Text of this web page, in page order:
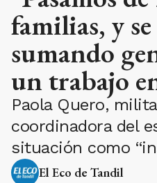
familias, y se
sumando
un trabajo
Paola Quero,
coordinadora del
situación como
El Eco de Tandil